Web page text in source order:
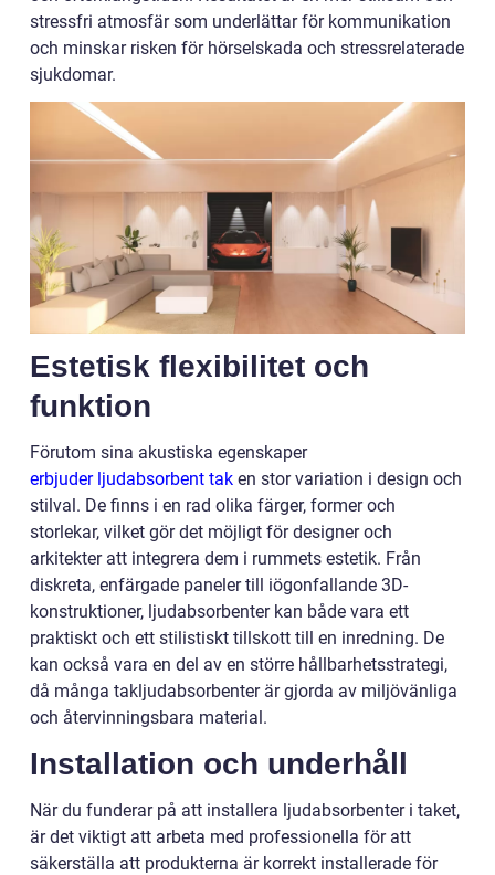
stressfri atmosfär som underlättar för kommunikation
och minskar risken för hörselskada och stressrelaterade
sjukdomar.
Estetisk flexibilitet och
funktion
Förutom sina akustiska egenskaper
erbjuder ljudabsorbent tak en stor variation i design och
stilval. De finns i en rad olika färger, former och
storlekar, vilket gör det möjligt för designer och
arkitekter att integrera dem i rummets estetik. Från
diskreta, enfärgade paneler till iögonfallande 3D-
konstruktioner, ljudabsorbenter kan både vara ett
praktiskt och ett stilistiskt tillskott till en inredning. De
kan också vara en del av en större hållbarhetsstrategi,
då många takljudabsorbenter är gjorda av miljövänliga
och återvinningsbara material.
Installation och underhåll
När du funderar på att installera ljudabsorbenter i taket,
är det viktigt att arbeta med professionella för att
säkerställa att produkterna är korrekt installerade för